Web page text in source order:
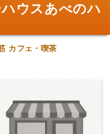
ウスあべのハ
カフェ・喫茶